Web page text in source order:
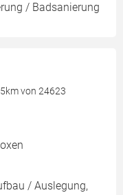
/ Badsanierung
von 24623
/ Auslegung,